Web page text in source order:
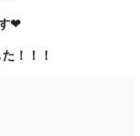
❤
！！！